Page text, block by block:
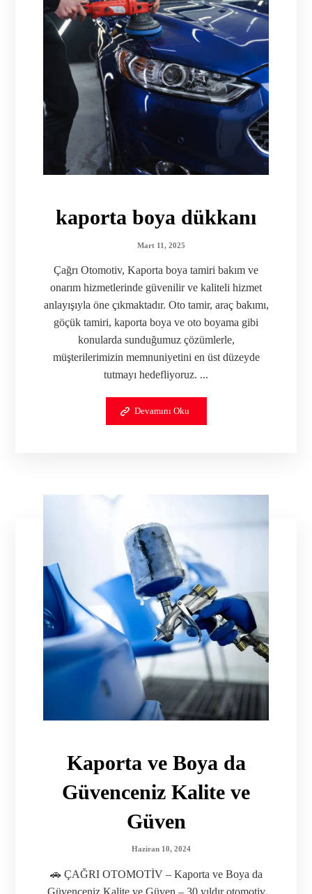
kaporta boya dükkanı
Mart 11, 2025
Çağrı Otomotiv, Kaporta boya tamiri bakım ve
onarım hizmetlerinde güvenilir ve kaliteli hizmet
anlayışıyla öne çıkmaktadır. Oto tamir, araç bakımı,
göçük tamiri, kaporta boya ve oto boyama gibi
konularda sunduğumuz çözümlerle,
müşterilerimizin memnuniyetini en üst düzeyde
tutmayı hedefliyoruz. ...
Devamını Oku
Kaporta ve Boya da
Güvenceniz Kalite ve
Güven
Haziran 10, 2024
🚗 ÇAĞRI OTOMOTİV – Kaporta ve Boya da
Güvenceniz Kalite ve Güven – 30 yıldır otomotiv